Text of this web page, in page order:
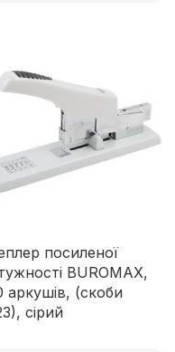
посиленої
BUROMAX,
аркушів, (скоби
сірий